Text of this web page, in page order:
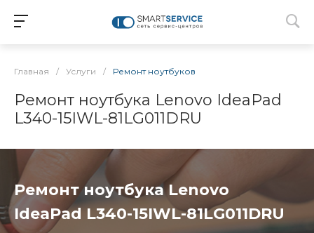
Главная / Услуги / Ремонт ноутбуков
Ремонт ноутбука Lenovo IdeaPad
L340-15IWL-81LG011DRU
Ремонт ноутбука Lenovo
IdeaPad L340-15IWL-81LG011DRU